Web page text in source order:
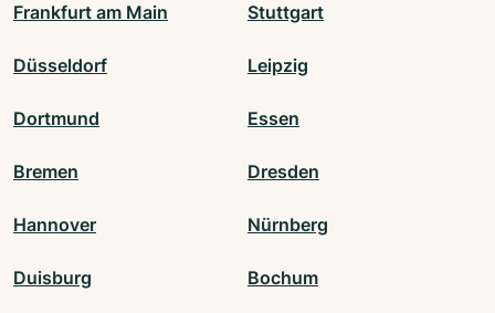
Frankfurt am Main Stuttgart
Düsseldorf Leipzig
Dortmund Essen
Bremen Dresden
Hannover Nürnberg
Duisburg Bochum